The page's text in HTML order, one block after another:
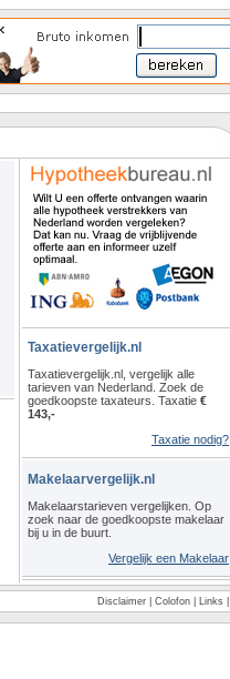
Taxatievergelijk.nl
Taxatievergelijk.nl, vergelijk alle
tarieven van Nederland. Zoek de
goedkoopste taxateurs. Taxatie €
143,-
Taxatie nodig?
Makelaarvergelijk.nl
Makelaarstarieven vergelijken. Op
zoek naar de goedkoopste makelaar
bij u in de buurt.
Vergelijk een Makelaar
Disclaimer Colofon Links